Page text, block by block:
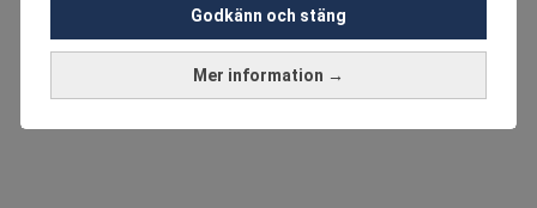
Du kan fördjupa dig ytterligare i vårcookie-policy
Vi använder kakor och personuppgifter för dessa syften:
Nödvändiga cookies och liknande tekniker, anpassning av
Mer information →
Godkänn och stäng